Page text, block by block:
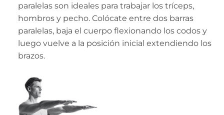
paralelas son ideales para trabajar los tríceps,
hombros y pecho. Colócate entre dos barras
paralelas, baja el cuerpo flexionando los codos y
luego vuelve a la posición inicial extendiendo los
brazos.